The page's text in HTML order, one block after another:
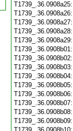
T1739_.36.0908a25:
T1739_.36.0908a26:
T1739_.36.0908a27:
T1739_.36.0908a28:
T1739_.36.0908a29:
T1739_.36.0908b01:
T1739_.36.0908b02:
T1739_.36.0908b03:
T1739_.36.0908b04:
T1739_.36.0908b05:
T1739_.36.0908b06:
T1739_.36.0908b07:
T1739_.36.0908b08:
T1739_.36.0908b09: